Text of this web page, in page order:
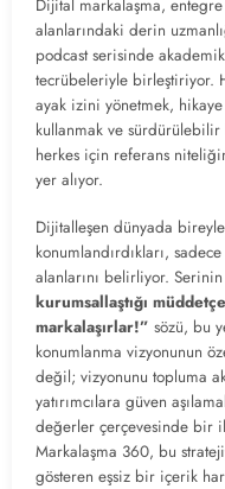
Dijital markalaşma,
alanlarındaki derin
podcast serisinde
tecrübeleriyle birleştiriyor.
ayak izini yönetmek, hikaye
kullanmak ve
herkes için referans
yer alıyor.
Dijitalleşen dünyada
konumlandırdıkları,
alanlarını belirliyor.
kurumsallaştığı
markalaşırlar!” sözü, bu
konumlanma vizyonunun
değil; vizyonunu topluma
yatırımcılara güven
değerler çerçevesinde bir
Markalaşma 360, bu
gösteren eşsiz bir içerik